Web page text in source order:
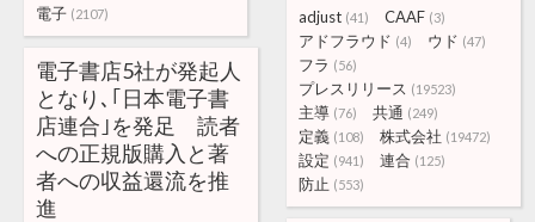
adjust (41) CAAF (3)
アドフラウド (4) ウド (47)
フラ (56)
プレスリリース (19523)
主導 (76) 共通 (249)
定義 (108) 株式会社 (19472)
設定 (941) 連合 (125)
防止 (553)
電子 (2107)
電子書店5社が発起人
となり､｢日本電子書
店連合｣を発足 読者
への正規版購入と著
者への収益還流を推
進